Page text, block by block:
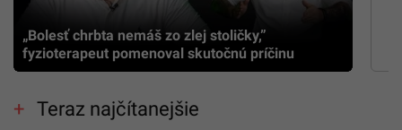
„Bolesť chrbta nemáš zo zlej stoličky,”
fyzioterapeut pomenoval skutočnú príčinu
Teraz najčítanejšie